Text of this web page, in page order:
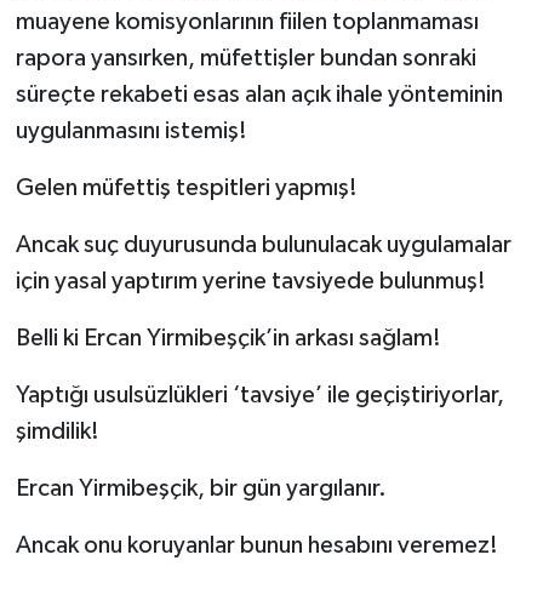
muayene komisyonlarının fiilen toplanmaması
rapora yansırken, müfettişler bundan sonraki
süreçte rekabeti esas alan açık ihale yönteminin
uygulanmasını istemiş!
Gelen müfettiş tespitleri yapmış!
Ancak suç duyurusunda bulunulacak uygulamalar
için yasal yaptırım yerine tavsiyede bulunmuş!
Belli ki Ercan Yirmibeşçik’in arkası sağlam!
Yaptığı usulsüzlükleri ‘tavsiye’ ile geçiştiriyorlar,
şimdilik!
Ercan Yirmibeşçik, bir gün yargılanır.
Ancak onu koruyanlar bunun hesabını veremez!